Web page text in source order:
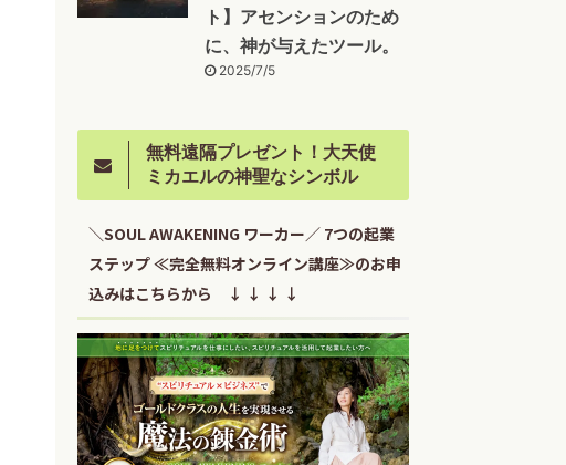
ト】アセンションのため
に、神が与えたツール。
2025/7/5
無料遠隔プレゼント！大天使
ミカエルの神聖なシンボル
＼SOUL AWAKENING ワーカー／ 7つの起業
ステップ ≪完全無料オンライン講座≫のお申
込みはこちらから ↓ ↓ ↓ ↓